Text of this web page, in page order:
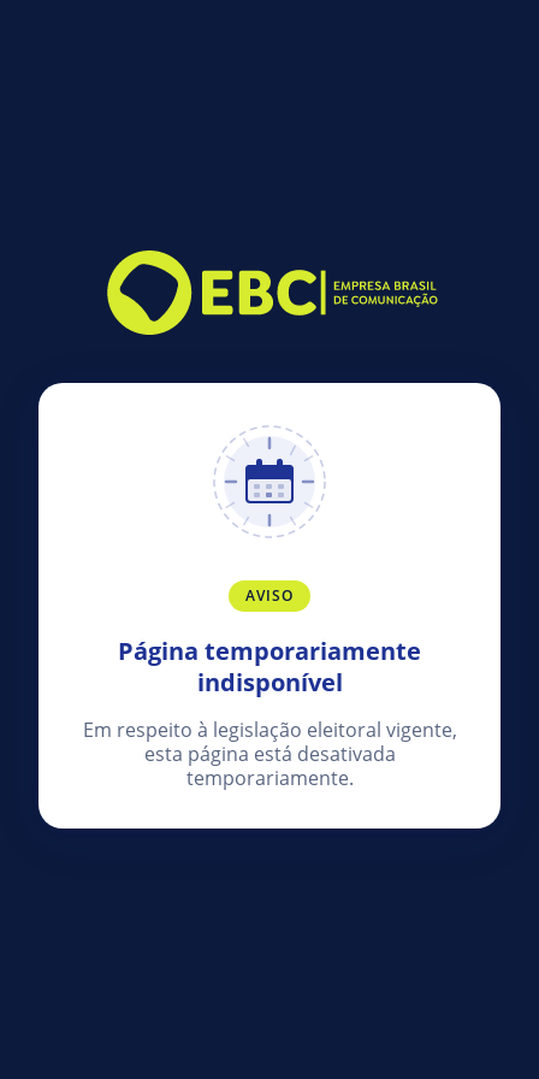
AVISO
Página temporariamente
indisponível
Em respeito à legislação eleitoral vigente,
esta página está desativada
temporariamente.